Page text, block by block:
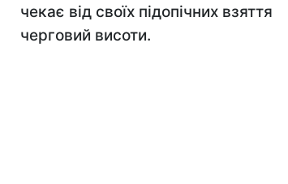
чекає від своїх підопічних взяття
черговий висоти.